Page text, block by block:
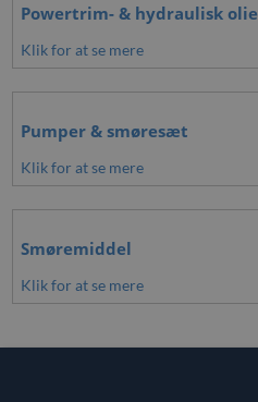
Powertrim- & hydraulisk olie
Klik for at se mere
Pumper & smøresæt
Klik for at se mere
Smøremiddel
Klik for at se mere